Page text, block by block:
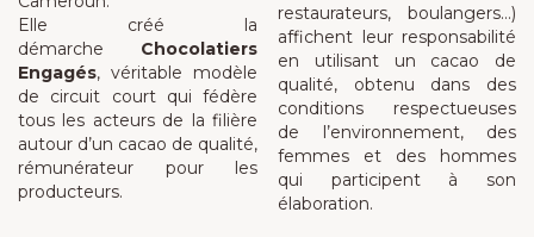
Elle créé la
démarche Chocolatiers
Engagés, véritable modèle
de circuit court qui fédère
tous les acteurs de la filière
autour d’un cacao de qualité,
rémunérateur pour les
producteurs.
restaurateurs, boulangers…)
affichent leur responsabilité
en utilisant un cacao de
qualité, obtenu dans des
conditions respectueuses
de l’environnement, des
femmes et des hommes
qui participent à son
élaboration.